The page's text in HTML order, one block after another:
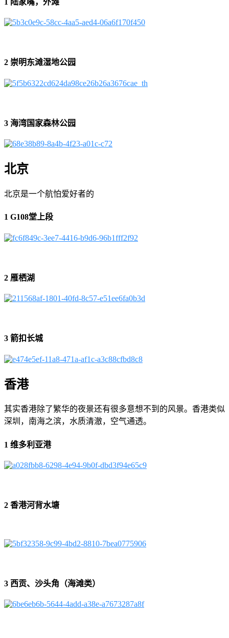
1 陆家嘴，外滩
2 崇明东滩湿地公园
3 海湾国家森林公园
北京
北京是一个航怕爱好者的
1 G108堂上段
2 雁栖湖
3 箭扣长城
香港
其实香港除了繁华的夜景还有很多意想不到的风景。香港类似
深圳，南海之滨，水质清澈，空气通透。
1 维多利亚港
2 香港河背水塘
3 西贡、沙头角（海滩类）